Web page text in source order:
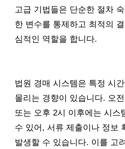
고급 기법들은 단순한 절차
한 변수를 통제하고 최적의
심적인 역할을 합니다.
법원 경매 시스템은 특정 시
몰리는 경향이 있습니다. 오
또는 오후 2시 이후에는 시스
수 있어, 서류 제출이나 정보
발생할 수 있습니다. 이를 고